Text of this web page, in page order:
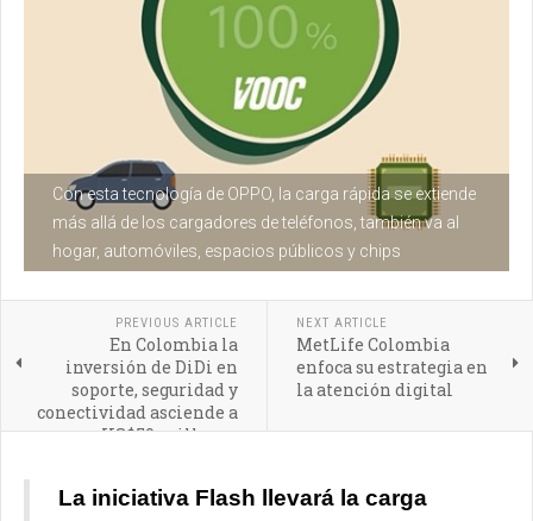
Con esta tecnología de OPPO, la carga rápida se extiende
más allá de los cargadores de teléfonos, también va al
hogar, automóviles, espacios públicos y chips
PREVIOUS ARTICLE
En Colombia la
inversión de DiDi en
soporte, seguridad y
conectividad asciende a
US$50 millones
NEXT ARTICLE
MetLife Colombia
enfoca su estrategia en
la atención digital
La iniciativa Flash llevará la carga